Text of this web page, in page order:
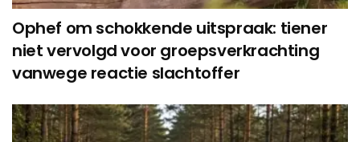
Ophef om schokkende uitspraak: tiener
niet vervolgd voor groepsverkrachting
vanwege reactie slachtoffer